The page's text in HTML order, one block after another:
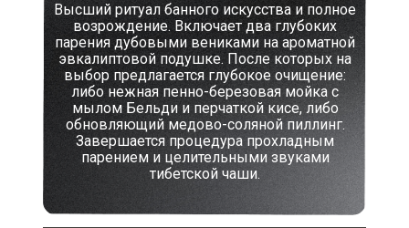
Высший ритуал банного искусства и полное
возрождение. Включает два глубоких
парения дубовыми вениками на ароматной
эвкалиптовой подушке. После которых на
выбор предлагается глубокое очищение:
либо нежная пенно-березовая мойка с
мылом Бельди и перчаткой кисе, либо
обновляющий медово-соляной пиллинг.
Завершается процедура прохладным
парением и целительными звуками
тибетской чаши.